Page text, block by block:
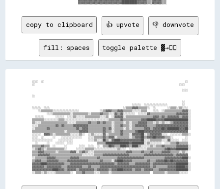
copy to clipboard 👍 upvote 👎 downvote
fill: spaces toggle palette ▓→✊🏽
  ░░░░  ░░                                                                                                ░░
  ░░                                                                                                  ░░░░
                                                                                                        ░░░░
  ░░
                                                                                                        ░░
                                                                      ░░░░░░  ░░░░░░░░░░░░░░░░          ░░
  ░░░░░░  ░░░░                                                  ░░▒▒▒▒▓▓▓▓▒▒▒▒▒▒░░  ░░        ░░▒▒▒▒░░▒▒░░░░
      ░░▒▒▒▒▒▒▒▒░░░░░░░░░░░░░░░░░░              ░░▒▒▓▓▓▓▒▒▒▒▓▓▓▓▒▒▒▒▒▒░░░░░░▒▒▒▒    ░░░░  ░░▒▒▒▒▒▒▒▒▒▒▒▒▓▓▓▓░░
            ░░░░▒▒▒▒▒▒▒▒▒▒▒▒░░▒▒▒▒▒▒▒▒▒▒░░▒▒▒▒▒▒▓▓▒▒▒▒░░░░▓▓▒▒▓▓░░░░░░░░  ░░░░░░▓▓▒▒▒▒▒▒▒▒▒▒▒▒▒▒▒▒▒▒▓▓▓▓▓▓▓▓░░
    ░░░░░░        ░░░░░░  ░░░░▒▒░░░░░░▒▒▒▒▒▒▒▒▒▒░░░░▒▒  ░░▓▓▓▓▓▓░░▒▒▒▒▒▒▒▒▒▒▒▒▒▒▒▒▒▒▓▓▓▓▒▒▓▓▒▒▓▓▓▓▓▓▓▓▒▒▓▓▓▓░░
  ▒▒▒▒▒▒▒▒░░░░░░░░░░▒▒▒▒░░░░░░░░░░░░░░░░░░░░░░░░░░░░░░▒▒▒▒▒▒▒▒▓▓▒▒▒▒▒▒▒▒▒▒▒▒▓▓▓▓██████▓▓▓▓▓▓████████████████░░
  ▒▒░░░░▒▒▒▒▒▒▒▒▒▒▒▒▒▒▒▒▒▒░░░░░░▒▒▒▒▒▒▒▒▓▓▒▒▒▒▓▓▒▒▓▓▒▒▒▒░░▒▒▒▒▒▒░░▒▒░░▒▒▒▒▓▓▓▓▓▓▒▒▒▒░░▒▒░░▒▒░░░░▒▒▓▓▓▓▓▓▓▓▓▓░░
  ░░░░▒▒▒▒▒▒▒▒▒▒▒▒▓▓▒▒▓▓▒▒▒▒▒▒▓▓▓▓▓▓▓▓▓▓▒▒▒▒▒▒▒▒▒▒▒▒▒▒▒▒░░▒▒▒▒▓▓▒▒▒▒░░▒▒▓▓▓▓▓▓▓▓▒▒▒▒▒▒▓▓▓▓▓▓▓▓▓▓▓▓▓▓▓▓▓▓▓▓▓▓░░
  ░░▒▒▒▒▒▒▒▒▓▓▒▒▒▒▒▒▒▒▒▒▒▒▒▒▒▒▒▒▓▓▒▒▓▓▓▓▒▒▒▒▒▒▒▒▒▒▓▓▒▒▓▓░░▒▒▒▒▒▒░░▒▒░░▒▒▒▒▒▒▒▒▓▓▓▓▒▒▓▓▓▓▓▓██▓▓████████▓▓▓▓██░░
  ▒▒▒▒▒▒▒▒▒▒▒▒▒▒▒▒▒▒▒▒▒▒░░▒▒▒▒▒▒▒▒▓▓▓▓▓▓▒▒▒▒▒▒▒▒▒▒▓▓▒▒▒▒░░▒▒▒▒▓▓▒▒▒▒▒▒▒▒▓▓████▓▓▓▓▓▓▓▓▓▓▓▓▓▓▓▓▓▓▓▓▓▓▓▓▓▓▓▓▓▓
  ░░░░░░  ▓▓▓▓▒▒░░▒▒▒▒▒▒▒▒▒▒░░░░░░▒▒░░  ░░▒▒░░░░░░▓▓░░▒▒▒▒▒▒▒▒▓▓▒▒▒▒░░▓▓▓▓▓▓██░░▒▒▓▓▓▓▓▓▓▓░░░░  ░░░░░░░░▒▒▒▒░░
  ░░░░  ░░      ░░    ░░░░░░░░░░░░░░    ░░░░▒▒▒▒▒▒▓▓▒▒▓▓▓▓░░▒▒▒▒▒▒▒▒░░▒▒▓▓▓▓██▒▒▓▓▓▓██▓▓▓▓▓▓▒▒▒▒░░        ░░
  ░░░░░░░░░░░░░░    ░░░░░░░░░░          ░░░░▒▒░░░░██▒▒░░▓▓████▓▓▓▓▓▓▓▓▓▓▓▓▓▓██░░░░▒▒▒▒▒▒▒▒░░░░▓▓░░░░░░  ░░░░
    ░░      ░░    ░░░░░░  ░░░░                ▒▒▒▒▒▒████████████████▓▓████████░░▒▒░░░░░░░░  ░░░░▒▒▒▒▓▓▒▒▒▒▒▒
  ▒▒▒▒▒▒▓▓▒▒▒▒  ░░      ░░        ░░░░  ░░░░  ░░  ▒▒▒▒██▓▓▒▒▒▒████▓▓▒▒████▒▒░░░░░░▒▒░░▒▒▒▒▓▓▒▒▒▒▒▒▒▒▓▓▓▓▓▓▓▓░░
  ░░▒▒▓▓▒▒░░▒▒▒▒▒▒▒▒▒▒▒▒░░      ░░░░░░▒▒▒▒▒▒░░░░░░░░░░░░░░░░▒▒░░░░  ░░░░░░░░░░░░▒▒▒▒▒▒▒▒▒▒▒▒▓▓██▓▓▓▓████████░░
  ▒▒▒▒▓▓▓▓▒▒▒▒▒▒▒▒░░▒▒▒▒▒▒▒▒▓▓▓▓░░▒▒▓▓▒▒░░░░▒▒▒▒▒▒▒▒▒▒▒▒▒▒▒▒▒▒▒▒▒▒▓▓▓▓▒▒▒▒▒▒▓▓▒▒▒▒▓▓▒▒▒▒▒▒▓▓▓▓▓▓▒▒▒▒▒▒░░▒▒░░
  ▒▒▒▒▓▓▓▓▓▓▓▓▒▒▒▒▒▒▒▒▒▒▒▒▒▒▒▒▒▒▒▒▒▒░░░░░░░░▒▒▒▒▒▒▓▓▓▓▓▓▓▓▓▓▓▓▓▓▓▓▓▓▒▒▒▒▒▒▒▒▒▒▓▓▓▓▓▓▓▓▓▓▓▓▓▓▓▓▓▓▓▓▒▒▓▓▓▓▓▓▓▓
  ░░▒▒▒▒▒▒▒▒▓▓▓▓▓▓▒▒▒▒▒▒▒▒▒▒▓▓▓▓▓▓▒▒▒▒▒▒▒▒▒▒▒▒▓▓▒▒▒▒▒▒▒▒▒▒▒▒▓▓▓▓▓▓▓▓▓▓▓▓▓▓▓▓▓▓▒▒▒▒▒▒▒▒▒▒▒▒▒▒▓▓▓▓▓▓▓▓▓▓▓▓████░░
  ▒▒▓▓▓▓▒▒▒▒▓▓▓▓▓▓▓▓▒▒▒▒▒▒▓▓▓▓▓▓▓▓▓▓▓▓▓▓▒▒▒▒▒▒▒▒▓▓▒▒▒▒▒▒░░▓▓████▓▓▓▓▓▓▒▒▒▒▒▒▒▒▒▒▓▓▒▒▒▒▓▓▓▓▓▓██▓▓██▓▓▓▓▓▓▓▓▓▓
  ▓▓▓▓▓▓████▓▓▓▓▓▓▓▓▓▓▓▓▒▒▒▒▓▓▓▓▓▓▓▓▓▓▓▓▓▓▓▓▓▓▓▓▓▓▓▓▓▓▓▓▓▓▒▒▓▓▓▓▓▓▓▓▒▒▒▒▓▓▓▓▓▓▓▓▓▓▒▒▓▓▓▓▓▓▓▓▓▓▓▓▓▓▓▓████████░░
  ▓▓▓▓▓▓▓▓▒▒▓▓▓▓▓▓▓▓▓▓▒▒▒▒▓▓▓▓▓▓▓▓▓▓▒▒▒▒▓▓▒▒▒▒▒▒▓▓▓▓▓▓▓▓▓▓▓▓▓▓▓▓▓▓▓▓▓▓▓▓▓▓▓▓▓▓▓▓▓▓▒▒▓▓▒▒▒▒▒▒▒▒▓▓▓▓▓▓██████▓▓░░
  ▓▓▓▓▓▓▓▓▓▓▓▓▓▓████▓▓▓▓▒▒▓▓▓▓▓▓▒▒▓▓▓▓▓▓▓▓▓▓▒▒▓▓▓▓▓▓▓▓▒▒▓▓▓▓████▓▓▓▓▓▓▒▒▓▓▓▓▒▒▓▓▓▓▓▓▒▒▒▒▓▓▓▓▓▓▓▓▓▓▓▓████████░░